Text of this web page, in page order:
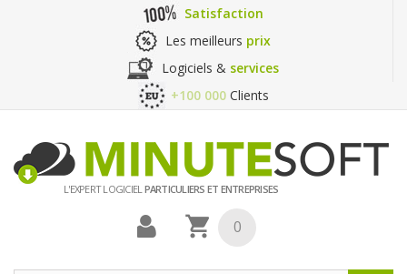
Satisfaction
Les meilleurs prix
Logiciels & services
+100 000 Clients
L'EXPERT LOGICIELPARTICULIERS ET ENTREPRISES
0